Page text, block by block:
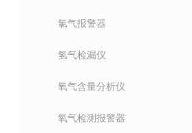
氯气报警器
氢气检漏仪
氧气含量分析仪
氧气检测报警器